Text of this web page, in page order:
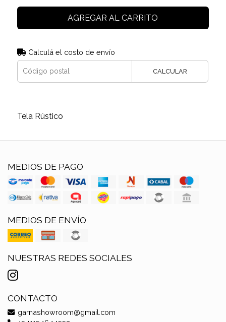
AGREGAR AL CARRITO
Calculá el costo de envío
CALCULAR
Tela Rústico
MEDIOS DE PAGO
MEDIOS DE ENVÍO
NUESTRAS REDES SOCIALES
CONTACTO
garnashowroom@gmail.com